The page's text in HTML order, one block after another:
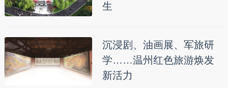
生
沉浸剧、油画展、军旅研
学……温州红色旅游焕发
新活力